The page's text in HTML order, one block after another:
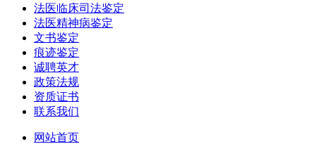
法医临床司法鉴定
法医精神病鉴定
文书鉴定
痕迹鉴定
诚聘英才
政策法规
资质证书
联系我们
网站首页